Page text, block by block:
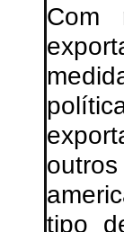
Com
tipo